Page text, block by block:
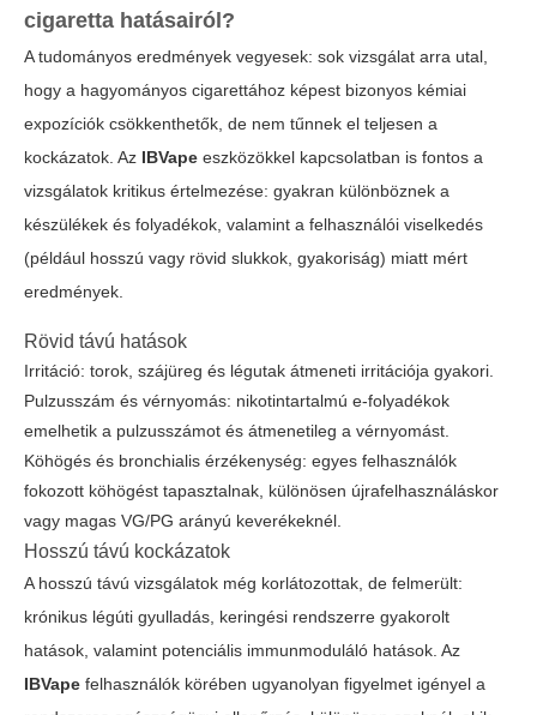
cigaretta hatásairól?
A tudományos eredmények vegyesek: sok vizsgálat arra utal,
hogy a hagyományos cigarettához képest bizonyos kémiai
expozíciók csökkenthetők, de nem tűnnek el teljesen a
kockázatok. Az IBVape eszközökkel kapcsolatban is fontos a
vizsgálatok kritikus értelmezése: gyakran különböznek a
készülékek és folyadékok, valamint a felhasználói viselkedés
(például hosszú vagy rövid slukkok, gyakoriság) miatt mért
eredmények.
Rövid távú hatások
Irritáció: torok, szájüreg és légutak átmeneti irritációja gyakori.
Pulzusszám és vérnyomás: nikotintartalmú e-folyadékok
emelhetik a pulzusszámot és átmenetileg a vérnyomást.
Köhögés és bronchialis érzékenység: egyes felhasználók
fokozott köhögést tapasztalnak, különösen újrafelhasználáskor
vagy magas VG/PG arányú keverékeknél.
Hosszú távú kockázatok
A hosszú távú vizsgálatok még korlátozottak, de felmerült:
krónikus légúti gyulladás, keringési rendszerre gyakorolt
hatások, valamint potenciális immunmoduláló hatások. Az
IBVape felhasználók körében ugyanolyan figyelmet igényel a